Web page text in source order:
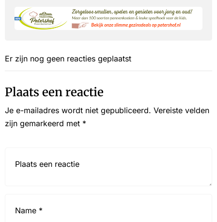
Er zijn nog geen reacties geplaatst
Plaats een reactie
Je e-mailadres wordt niet gepubliceerd. Vereiste velden
zijn gemarkeerd met *